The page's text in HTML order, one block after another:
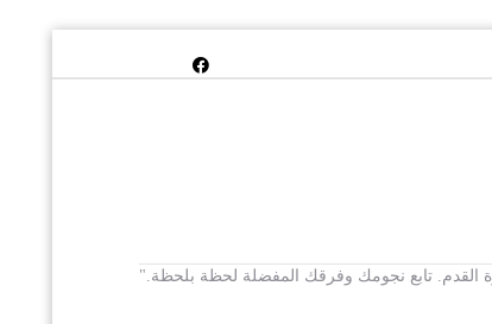
القدم. تابع نجومك وفرقك المفضلة لحظة بلحظة."